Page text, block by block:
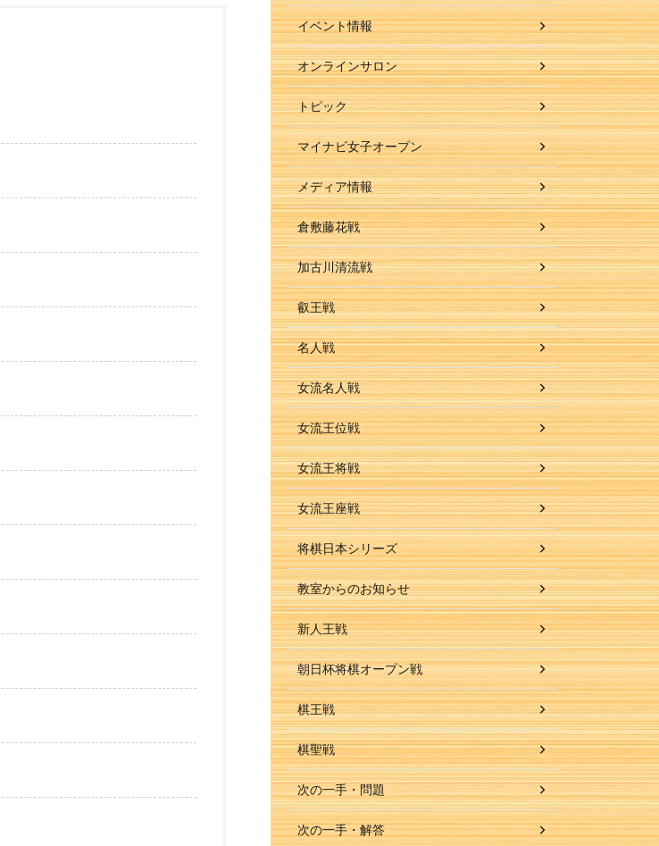
イベント情報
オンラインサロン
トピック
マイナビ女子オープン
メディア情報
倉敷藤花戦
加古川清流戦
叡王戦
名人戦
女流名人戦
女流王位戦
女流王将戦
女流王座戦
将棋日本シリーズ
教室からのお知らせ
新人王戦
朝日杯将棋オープン戦
棋王戦
棋聖戦
次の一手・問題
次の一手・解答